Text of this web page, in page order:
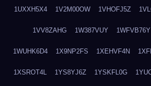
1UXXH5X4 1V2M00OW 1VHOFJ5Z
1VV8ZAHG 1W387VUY 1WFVB76Y
1WUHK6D4 1X9NP2FS 1XEHVF4N
1XSROT4L 1YS8YJ6Z 1YSKFL0G